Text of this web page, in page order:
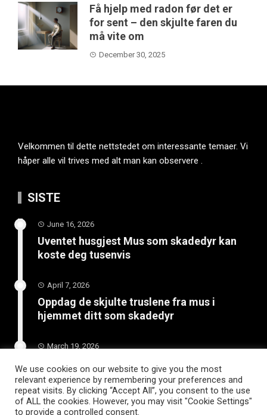
Få hjelp med radon før det er
for sent – den skjulte faren du
må vite om
December 30, 2025
Velkommen til dette nettstedet om interessante temaer. Vi
håper alle vil trives med alt man kan observere .
SISTE
June 16, 2026
Uventet husgjest Mus som skadedyr kan
koste deg tusenvis
April 7, 2026
Oppdag de skjulte truslene fra mus i
hjemmet ditt som skadedyr
March 19, 2026
Slik vedlikeholder du tilhengeren for
langvarig bruk
We use cookies on our website to give you the most
relevant experience by remembering your preferences and
repeat visits. By clicking “Accept All”, you consent to the use
of ALL the cookies. However, you may visit "Cookie Settings"
to provide a controlled consent.